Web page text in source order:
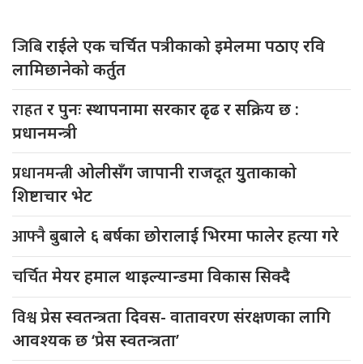
जिबिराईले एक चर्चित पत्रीकाको इमेलमा पठाए रवि
लामिछानेको कर्तुत
राहतर पुनः स्थापनामा सरकार ढृढ र सक्रिय छ :
प्रधानमन्त्री
प्रधानमन्त्रीओलीसँग जापानी राजदूत युुताकाको
शिष्टाचार भेट
आफ्नैबुबाले ६ बर्षका छोरालाई भिरमा फालेर हत्या गरे
चर्चितमेयर हमाल थाइल्यान्डमा विकास सिक्दै
विश्वप्रेस स्वतन्त्रता दिवस- वातावरण संरक्षणका लागि
आवश्यक छ ‘प्रेस स्वतन्त्रता’